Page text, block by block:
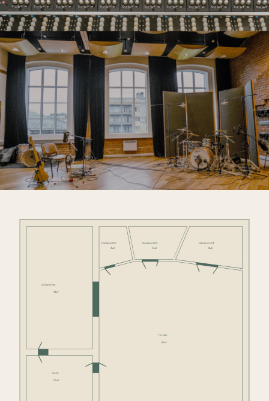
Тонзал
87м²
Аппаратная
33м²
Холл
27м2
Изобокс №3
8м2
Изобокс №2
6м2
Изобокс №1
3м2